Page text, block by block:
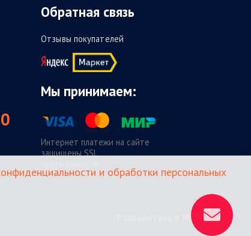
Обратная связь
Отзывы покупателей
Мы принимаем:
Интернет платежи на сайте
защищены SSL
Разработано в POLYARIX
и обработки персональных